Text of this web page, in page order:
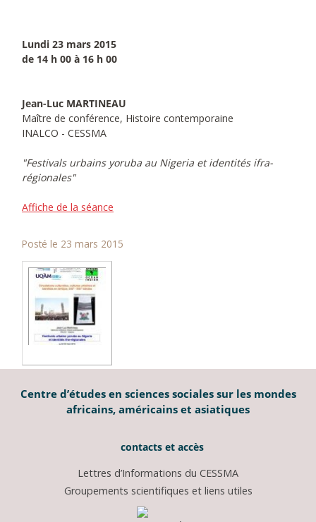
Lundi 23 mars 2015
de 14 h 00 à 16 h 00
Jean-Luc MARTINEAU
Maître de conférence, Histoire contemporaine
INALCO - CESSMA
"Festivals urbains yoruba au Nigeria et identités ifra-
régionales"
Affiche de la séance
Posté le 23 mars 2015
Centre d’études en sciences sociales sur les mondes
africains, américains et asiatiques
contacts et accès
Lettres d’Informations du CESSMA
Groupements scientifiques et liens utiles